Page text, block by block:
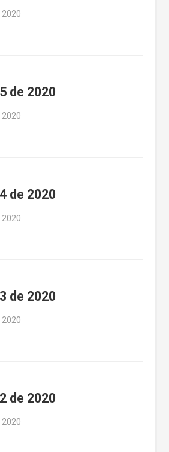
de 2020
de 2020
de 2020
de 2020